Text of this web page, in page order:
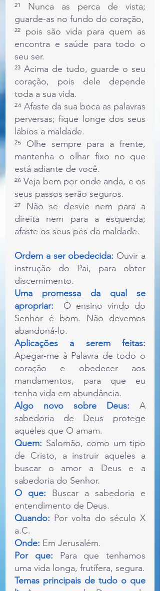
²¹ Nunca as perca de vista;
guarde-as no fundo do coração,
²² pois são vida para quem as
encontra e saúde para todo o
seu ser.
²³ Acima de tudo, guarde o seu
coração, pois dele depende
toda a sua vida.
²⁴ Afaste da sua boca as palavras
perversas; fique longe dos seus
lábios a maldade.
²⁵ Olhe sempre para a frente,
mantenha o olhar fixo no que
está adiante de você.
²⁶ Veja bem por onde anda, e os
seus passos serão seguros.
²⁷ Não se desvie nem para a
direita nem para a esquerda;
afaste os seus pés da maldade.
Ordem a ser obedecida: Ouvir a
instrução do Pai, para obter
discernimento.
Uma promessa da qual se
apropriar:
O ensino vindo do
Senhor é bom. Não devemos
abandoná-lo.
Apegar-me à Palavra de todo o
coração e obedecer aos
mandamentos, para que eu
tenha vida em abundância.
Algo novo sobre Deus: A
sabedoria de Deus protege
aqueles que O amam.
Quem: Salomão, como um tipo
de Cristo, a instruir aqueles a
buscar o amor a Deus e a
sabedoria do Senhor.
O que: Buscar a sabedoria e
entendimento de Deus.
Quando: Por volta do século X
a.C.
Onde: Em Jerusalém.
Por que: Para que tenhamos
uma vida longa, frutífera, segura.
Temas principais de tudo o que